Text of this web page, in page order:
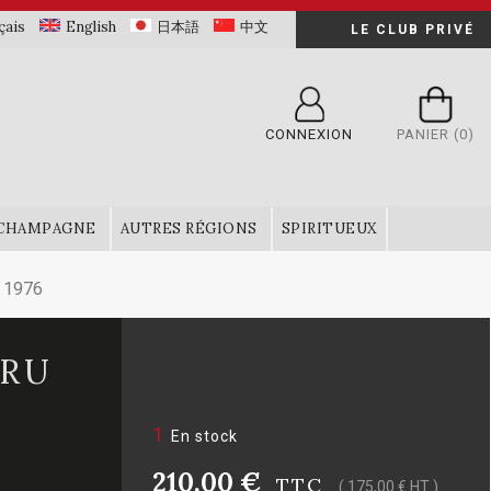
English 日本語 中文 LE CLUB PRIVÉ
CONNEXION PANIER (0)
AUTRES RÉGIONS SPIRITUEUX
1976
1 En stock
210,00 € TTC ( 175,00 € HT )